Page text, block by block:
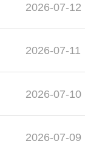
2026-07-12
2026-07-11
2026-07-10
2026-07-09